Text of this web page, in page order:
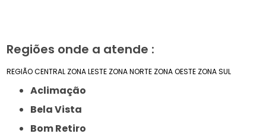
Regiões onde a atende :
REGIÃO CENTRAL ZONA LESTE ZONA NORTE ZONA OESTE ZONA SUL
Aclimação
Bela Vista
Bom Retiro